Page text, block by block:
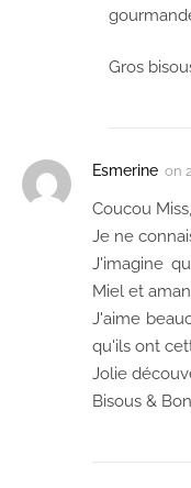
Gros
Esmerine on
Coucou Miss,
Je ne
J'imagine
Miel et
J'aime
qu'ils ont
Jolie
Bisous &